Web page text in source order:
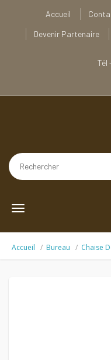
Accueil
Devenir Partenaire
Tél
Toggle
Accueil Bureau Chaise